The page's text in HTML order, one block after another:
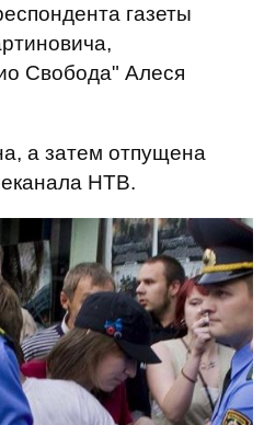
газеты
Свобода" Алеся
а затем отпущена
НТВ.